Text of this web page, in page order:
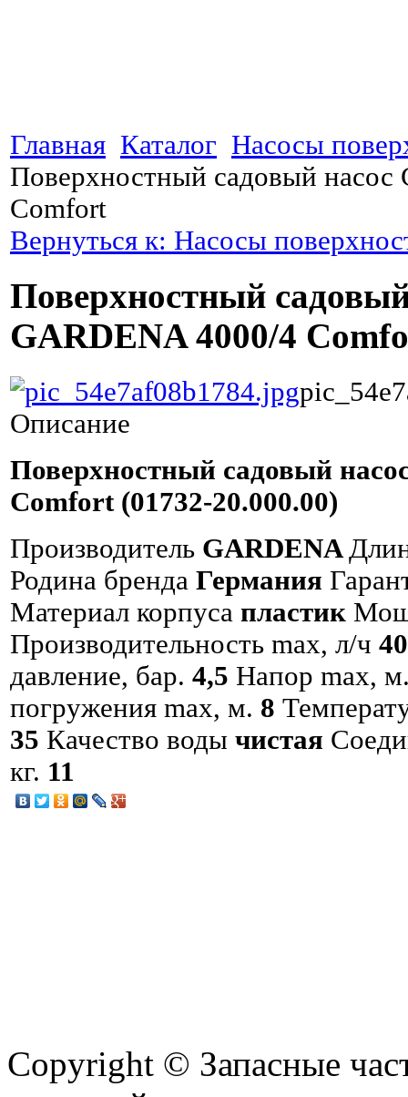
Главная Каталог Насосы
Поверхностный садовый насос
Comfort
Вернуться к: Насосы
Поверхностный
GARDENA 4000/4
Описание
Поверхностный садовый
Comfort (01732-20.000.00)
Производитель GARDENA
Родина бренда Германия
Материал корпуса пластик
Производительность max, л/ч
давление, бар. 4,5 Напор max,
погружения max, м. 8
35 Качество воды чистая
кг. 11
Copyright © Запасные